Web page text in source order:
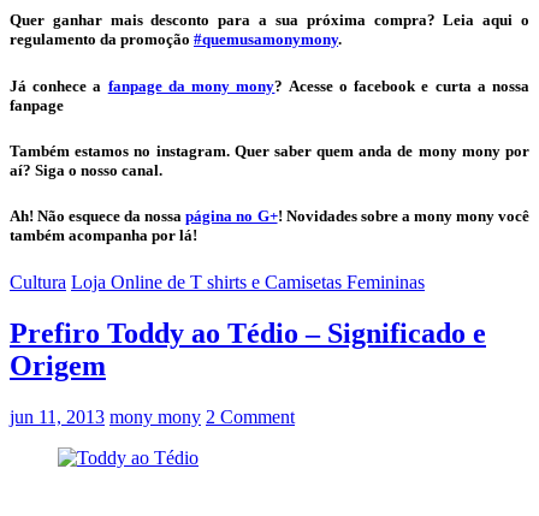
Quer ganhar mais desconto para a sua próxima compra? Leia aqui o
regulamento da promoção #quemusamonymony.
Já conhece a fanpage da mony mony? Acesse o facebook e curta a nossa
fanpage
Também estamos no instagram. Quer saber quem anda de mony mony por
aí? Siga o nosso canal.
Ah! Não esquece da nossapágina no G+! Novidades sobre a mony monyvocê
também acompanha por lá!
Cultura Loja Online de T shirts e Camisetas Femininas
Prefiro Toddy ao Tédio – Significado e
Origem
jun 11, 2013 mony mony 2 Comment